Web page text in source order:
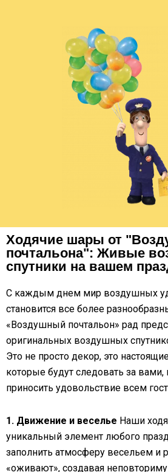
Ходячие шары от
почтальона": Живые
спутники на вашем
С каждым днем мир воздушных
становится все более
«Воздушный почтальон» рад
оригинальных воздушных
Это не просто декор, это
которые будут следовать за
приносить удовольствие всем
1. Движение и веселье Наши
уникальный элемент любого
заполнить атмосферу весельем и
«оживают», создавая